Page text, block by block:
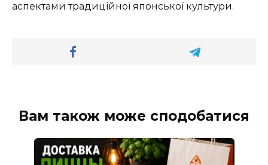
аспектами традиційної японської культури.
Вам також може сподобатися